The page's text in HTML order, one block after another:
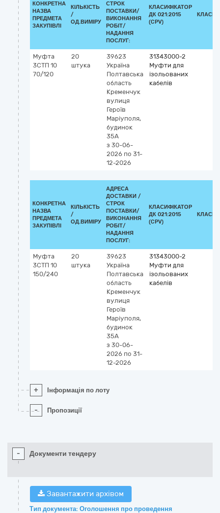
КОНКРЕТНА
НАЗВА
ПРЕДМЕТА
ЗАКУПІВЛІ
КІЛЬКІСТЬ
/
ОД.ВИМІРУ
СТРОК
ПОСТАВКИ/
ВИКОНАННЯ
РОБІТ/
НАДАННЯ
ПОСЛУГ:
КЛАСИФІКАТОР
ДК 021:2015
(CPV)
Муфта
3СТП 10
70/120
20
штука
39623
Україна
Полтавська
область
Кременчук
вулиця
Героїв
Маріуполя,
будинок
35А
з 30-06-
2026 по 31-
12-2026
31343000-2
Муфти для
ізольованих
кабелів
КОНКРЕТНА
НАЗВА
ПРЕДМЕТА
ЗАКУПІВЛІ
КІЛЬКІСТЬ
/
ОД.ВИМІРУ
АДРЕСА
ДОСТАВКИ /
СТРОК
ПОСТАВКИ/
ВИКОНАННЯ
РОБІТ/
НАДАННЯ
ПОСЛУГ:
КЛАСИФІКАТОР
ДК 021:2015
(CPV)
Муфта
3СТП 10
150/240
20
штука
39623
Україна
Полтавська
область
Кременчук
вулиця
Героїв
Маріуполя,
будинок
35А
з 30-06-
2026 по 31-
12-2026
31343000-2
Муфти для
ізольованих
кабелів
+ Інформація по лоту
- Пропозиції
- Документи тендеру
Завантажити архівом
Тип документа: Оголошення про проведення